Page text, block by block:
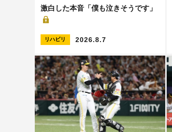
激白した本音「僕も泣きそうです」
リハビリ 2026.8.7